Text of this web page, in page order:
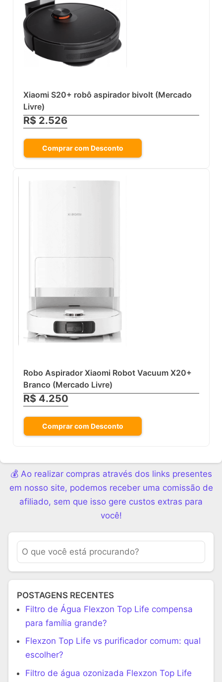
Xiaomi S20+ robô aspirador bivolt (Mercado
Livre)
R$ 2.526
Comprar com Desconto
Robo Aspirador Xiaomi Robot Vacuum X20+
Branco (Mercado Livre)
R$ 4.250
Comprar com Desconto
💰 Ao realizar compras através dos links presentes
em nosso site, podemos receber uma comissão de
afiliado, sem que isso gere custos extras para
você!
POSTAGENS RECENTES
Filtro de Água Flexzon Top Life compensa
para família grande?
Flexzon Top Life vs purificador comum: qual
escolher?
Filtro de água ozonizada Flexzon Top Life